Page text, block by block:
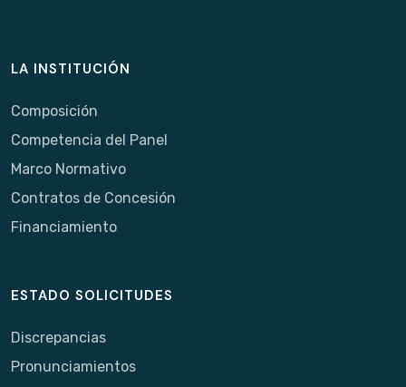
LA INSTITUCIÓN
Composición
Competencia del Panel
Marco Normativo
Contratos de Concesión
Financiamiento
ESTADO SOLICITUDES
Discrepancias
Pronunciamientos